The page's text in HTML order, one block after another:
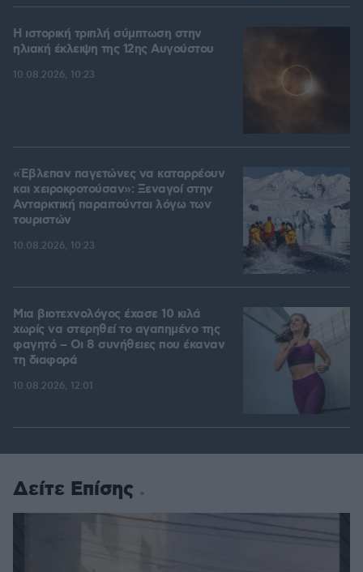
Η ιστορική τριπλή σύμπτωση στην
ηλιακή έκλειψη της 12ης Αυγούστου
10.08.2026, 10:23
«Έβλεπαν παγετώνες να καταρρέουν
και χειροκροτούσαν»: Ξεναγοί στην
Ανταρκτική παραιτούνται λόγω των
τουριστών
10.08.2026, 10:23
Μια βιοτεχνολόγος έχασε 10 κιλά
χωρίς να στερηθεί το αγαπημένο της
φαγητό – Οι 8 συνήθειες που έκαναν
τη διαφορά
10.08.2026, 12:01
Δείτε Επίσης